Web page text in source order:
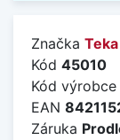
Značka Teka
Kód 45010
Kód výrobce
EAN
Záruka